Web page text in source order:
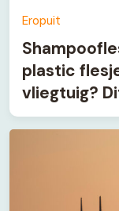
Eropuit
plastic
vliegtuig?